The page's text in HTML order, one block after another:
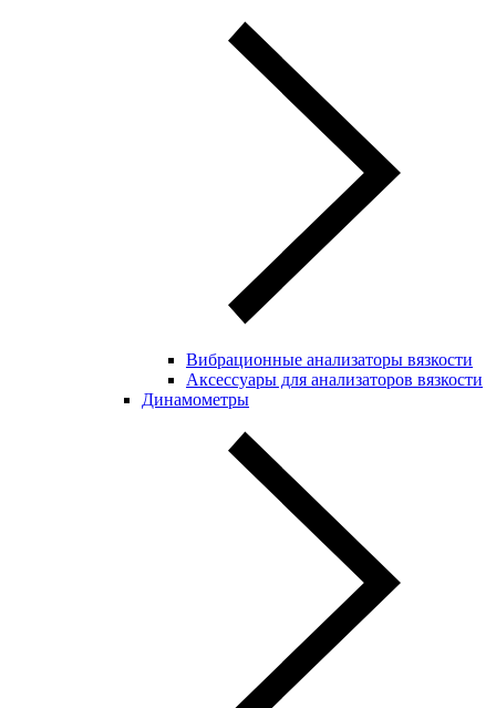
Вибрационные анализаторы вязкости
Аксессуары для анализаторов вязкости
Динамометры